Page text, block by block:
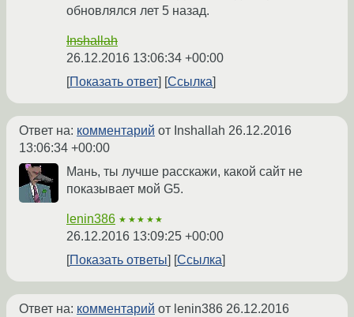
обновлялся лет 5 назад.
Inshallah
26.12.2016 13:06:34 +00:00
Показать ответ
Ссылка
Ответ на: комментарий от Inshallah 26.12.2016
13:06:34 +00:00
Мань, ты лучше расскажи, какой сайт не
показывает мой G5.
lenin386 ★★★★★
26.12.2016 13:09:25 +00:00
Показать ответы
Ссылка
Ответ на: комментарий от lenin386 26.12.2016